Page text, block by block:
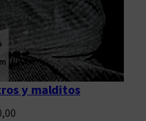
y malditos